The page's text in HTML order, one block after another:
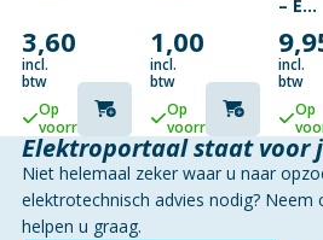
NAAR
MANNELIJK
–
5.9″
(15
CM)
– 10
ST.
3,60
incl.
btw
Op
voorraad
10X28MM
HELDER
1,00
incl.
btw
Op
voorraad
– E3-
– 480
ST. –
10E
TOT
1M
incl.
btw
Op
Elektroportaal staat voor
Niet helemaal zeker waar u naar
elektrotechnisch advies nodig?
helpen u graag.